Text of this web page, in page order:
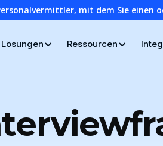
mit dem Sie
Lösungen Ressourcen